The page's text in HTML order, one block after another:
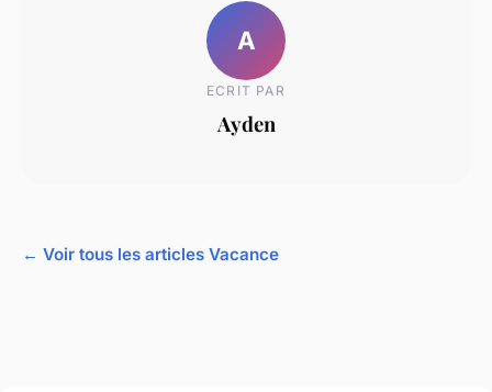
A
ECRIT PAR
Ayden
← Voir tous les articles Vacance